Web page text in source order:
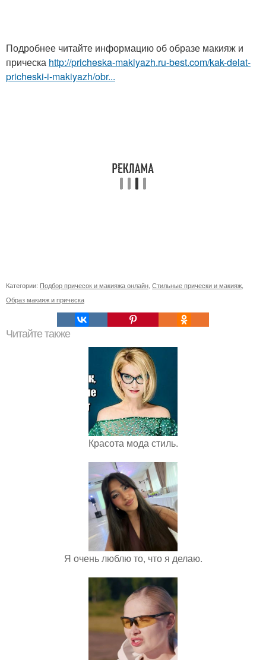
Подробнее читайте информацию об образе макияж и
прическа http://pricheska-makiyazh.ru-best.com/kak-delat-
pricheski-i-makiyazh/obr...
Категории: Подбор причесок и макияжа онлайн Стильные прически и макияж
Образ макияж и прическа
Читайте также
Красота мода стиль.
Я очень люблю то, что я делаю.